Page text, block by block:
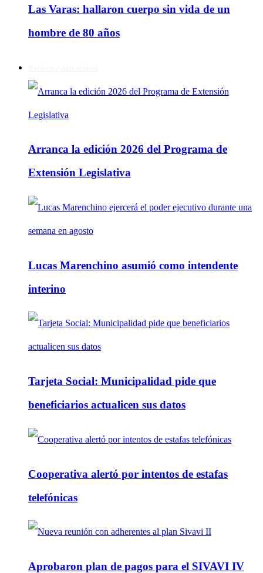
Las Varas: hallaron cuerpo sin vida de un
hombre de 80 años
Arranca la edición 2026 del Programa de
Extensión Legislativa
Lucas Marenchino asumió como intendente
interino
Tarjeta Social: Municipalidad pide que
beneficiarios actualicen sus datos
Cooperativa alertó por intentos de estafas
telefónicas
Aprobaron plan de pagos para el SIVAVI IV